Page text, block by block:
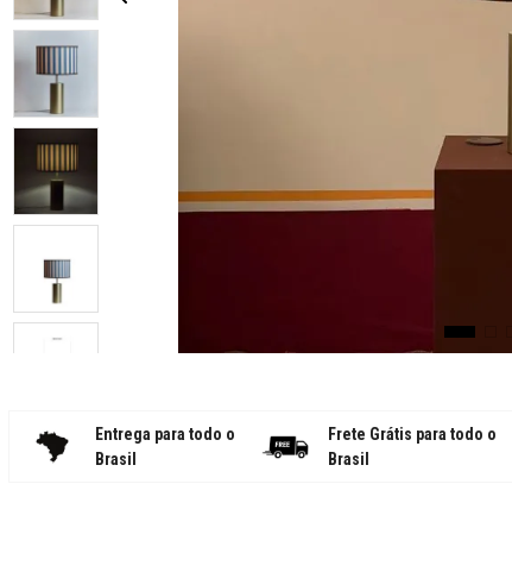
Entrega para todo o
Brasil
Frete Grátis para todo o
Brasil